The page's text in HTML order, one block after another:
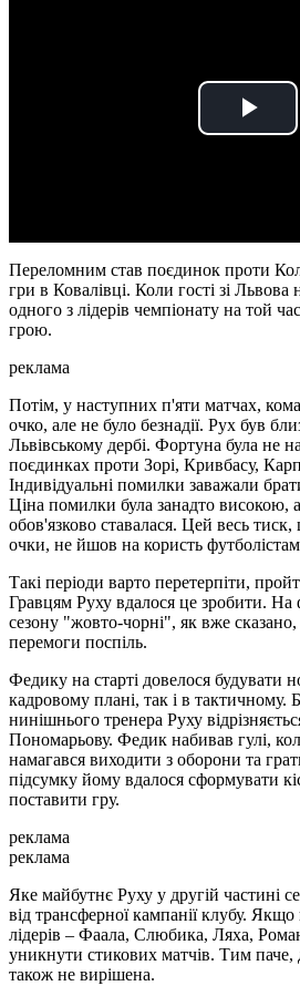
Play
Переломним став поєдинок проти
гри в Ковалівці. Коли гості зі Львова
одного з лідерів чемпіонату на той
грою.
реклама
Потім, у наступних п'яти матчах,
очко, але не було безнадії. Рух був
Львівському дербі. Фортуна була не
поєдинках проти Зорі, Кривбасу,
Індивідуальні помилки заважали
Ціна помилки була занадто високою,
обов'язково ставалася. Цей весь
очки, не йшов на користь
Такі періоди варто перетерпіти,
Гравцям Руху вдалося це зробити. На
сезону "жовто-чорні", як вже
перемоги поспіль.
Федику на старті довелося будувати
кадровому плані, так і в тактичному.
нинішнього тренера Руху
Пономарьову. Федик набивав гулі,
намагався виходити з оборони та
підсумку йому вдалося сформувати
поставити гру.
реклама
реклама
Яке майбутнє Руху у другій частині
від трансферної кампанії клубу. Якщо
лідерів – Фаала, Слюбика, Ляха,
уникнути стикових матчів. Тим
також не вирішена.